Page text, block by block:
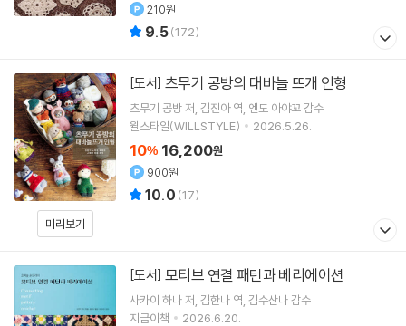
210원
9.5(172)
미리보기
[도서] 츠무기 공방의 대바늘 뜨개 인형
츠무기 공방저 김진아역 엔도 아야꼬감수
윌스타일(WILLSTYLE)
2026.5.26.
10% 16,200원
900원
10.0 (17)
[도서] 모티브 연결 패턴과 베리에이션
사카이 하나저 김한나 역 김수산나감수
지금이책
2026.6.20.